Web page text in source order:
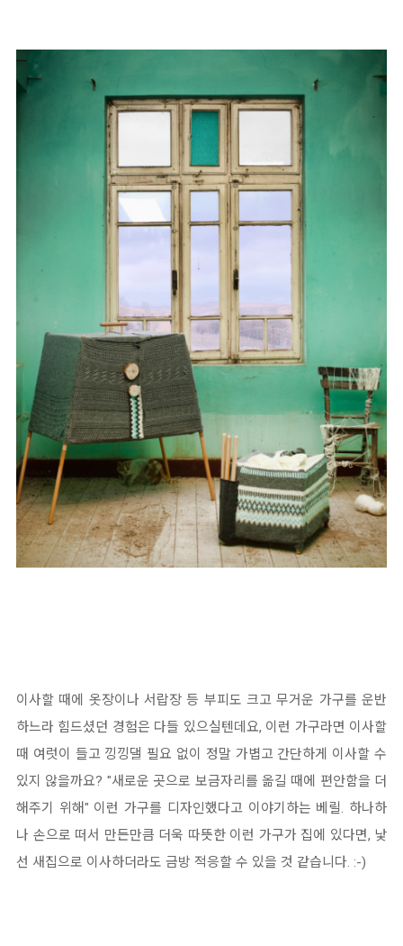
이사할 때에 옷장이나 서랍장 등 부피도 크고 무거운 가구를 운반
하느라 힘드셨던 경험은 다들 있으실텐데요, 이런 가구라면 이사할
때 여럿이 들고 낑낑댈 필요 없이 정말 가볍고 간단하게 이사할 수
있지 않을까요? "새로운 곳으로 보금자리를 옮길 때에 편안함을 더
해주기 위해" 이런 가구를 디자인했다고 이야기하는 베릴. 하나하
나 손으로 떠서 만든만큼 더욱 따뜻한 이런 가구가 집에 있다면, 낯
선 새집으로 이사하더라도 금방 적응할 수 있을 것 같습니다. :-)